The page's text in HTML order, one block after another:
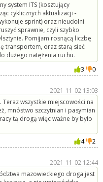
system ITS (kosztujący
cyklicznych aktualizacji -
sprint) oraz nieudolni
sprawnie, czyli szybko
Pomijam rosnącą liczbę
transportem, oraz starą sieć
dużego natężenia ruchu.
3
0
2021-11-02 13:03
wszystkie miejscowości na
mnóstwo szczytnian i pasymian
tą drogą więc ważne by było
4
2
2021-11-02 12:44
mazowieckiego droga jest